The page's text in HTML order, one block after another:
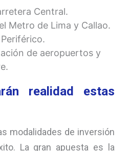
Central.
Metro de Lima y Callao.
de aeropuertos y
realidad estas
modalidades de inversión
La gran apuesta es la